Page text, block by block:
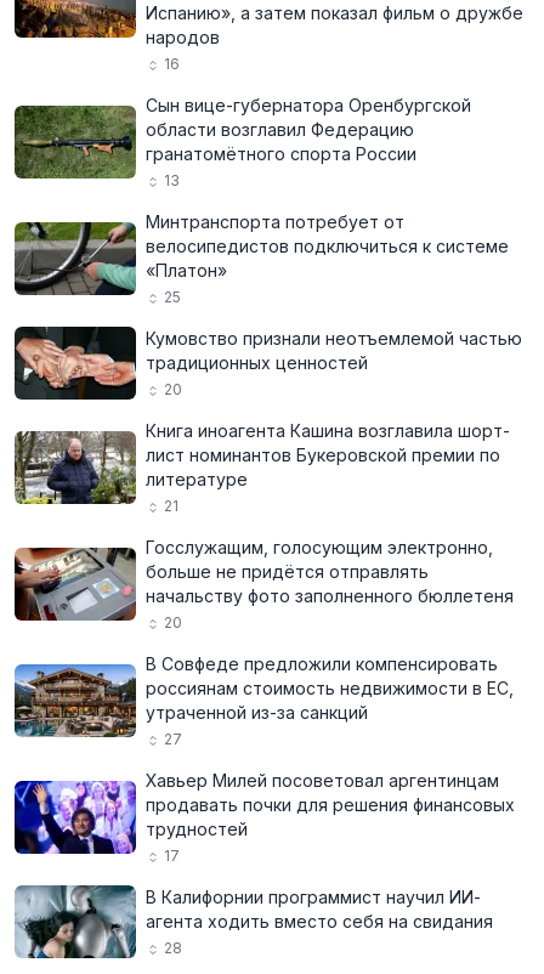
Испанию», а затем показал фильм о дружбе
народов
16
Сын вице-губернатора Оренбургской
области возглавил Федерацию
гранатомётного спорта России
13
Минтранспорта потребует от
велосипедистов подключиться к системе
«Платон»
25
Кумовство признали неотъемлемой частью
традиционных ценностей
20
Книга иноагента Кашина возглавила шорт-
лист номинантов Букеровской премии по
литературе
21
Госслужащим, голосующим электронно,
больше не придётся отправлять
начальству фото заполненного бюллетеня
20
В Совфеде предложили компенсировать
россиянам стоимость недвижимости в ЕС,
утраченной из-за санкций
27
Хавьер Милей посоветовал аргентинцам
продавать почки для решения финансовых
трудностей
17
В Калифорнии программист научил ИИ-
агента ходить вместо себя на свидания
28